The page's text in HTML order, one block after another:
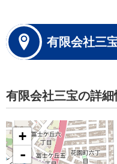
有限会社三
有限会社三宝の詳細
+
-